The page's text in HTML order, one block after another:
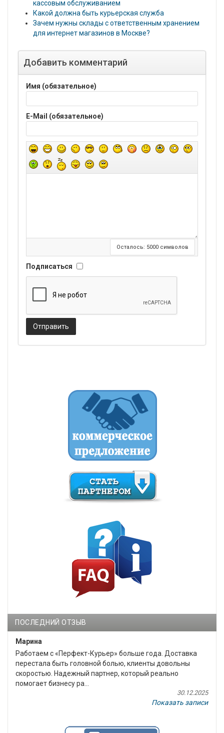
кассовым обслуживанием
Какой должна быть курьерская служба
Зачем нужны склады с ответственным хранением
для интернет магазинов в Москве?
Добавить комментарий
Имя (обязательное)
E-Mail (обязательное)
Осталось: 5000 символов
Подписаться
Отправить
ПОСЛЕДНИЙ ОТЗЫВ
Марина
Работаем с «Перфект-Курьер» больше года. Доставка
перестала быть головной болью, клиенты довольны
скоростью. Надежный партнер, который реально
помогает бизнесу ра...
30.12.2025
Показать записи